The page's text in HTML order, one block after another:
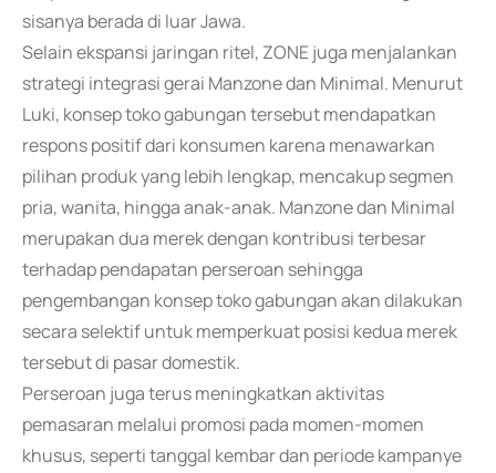
sisanya berada di luar Jawa.
Selain ekspansi jaringan ritel, ZONE juga menjalankan
strategi integrasi gerai Manzone dan Minimal. Menurut
Luki, konsep toko gabungan tersebut mendapatkan
respons positif dari konsumen karena menawarkan
pilihan produk yang lebih lengkap, mencakup segmen
pria, wanita, hingga anak-anak. Manzone dan Minimal
merupakan dua merek dengan kontribusi terbesar
terhadap pendapatan perseroan sehingga
pengembangan konsep toko gabungan akan dilakukan
secara selektif untuk memperkuat posisi kedua merek
tersebut di pasar domestik.
Perseroan juga terus meningkatkan aktivitas
pemasaran melalui promosi pada momen-momen
khusus, seperti tanggal kembar dan periode kampanye